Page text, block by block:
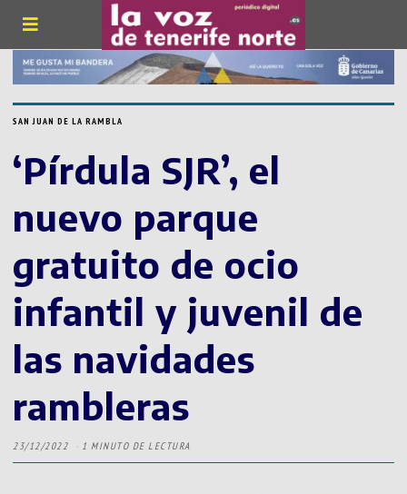
SAN JUAN DE LA RAMBLA
‘Pírdula SJR’, el
nuevo parque
gratuito de ocio
infantil y juvenil de
las navidades
rambleras
23/12/2022 1 MINUTO DE LECTURA